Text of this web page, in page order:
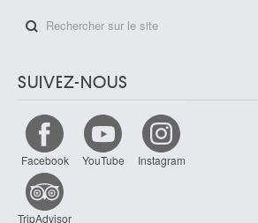
SUIVEZ-NOUS
Facebook YouTube Instagram
TripAdvisor